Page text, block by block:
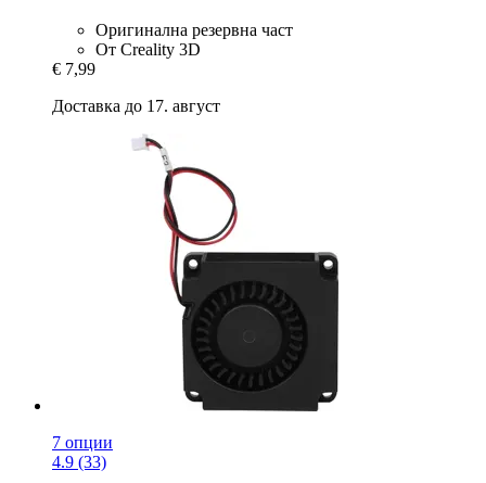
Оригинална резервна част
От Creality 3D
€ 7,99
Доставка до 17. август
7 опции
4.9 (33)